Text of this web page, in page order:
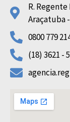
R.
Araçatuba -
0800 779
(18) 3621 -